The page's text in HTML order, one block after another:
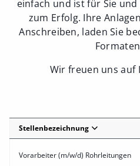
einfach und ist für Sie
zum Erfolg. Ihre
Anschreiben, laden Sie
Wir freuen uns auf
Stellenbezeichnung
Vorarbeiter (m/w/d) Rohrleitungen